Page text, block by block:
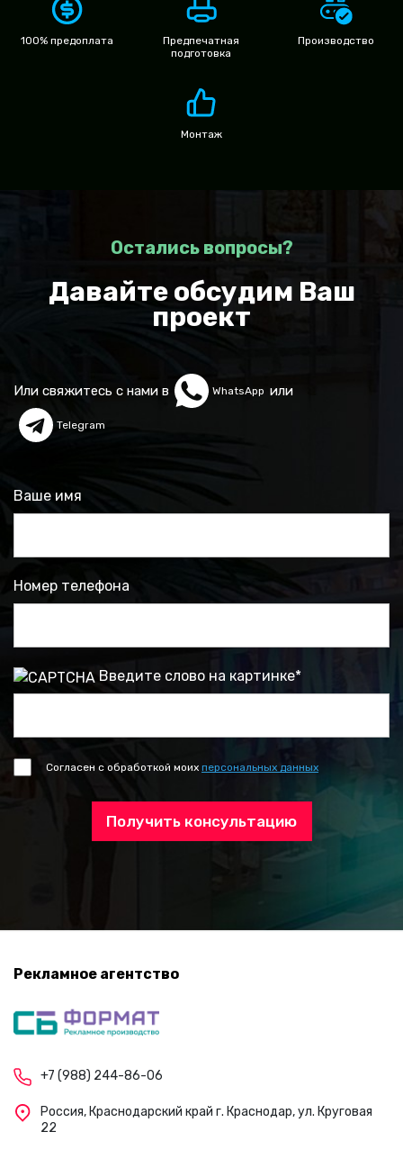
100% предоплата
Предпечатная
подготовка
Производство
Монтаж
Остались вопросы?
Давайте обсудим Ваш
проект
Или свяжитесь с нами в WhatsApp или
Telegram
Ваше имя
Номер телефона
Введите слово на картинке*
Согласен с обработкой моих персональных данных
Получить консультацию
Рекламное агентство
+7 (988) 244-86-06
Россия, Краснодарский край г. Краснодар, ул. Круговая
22